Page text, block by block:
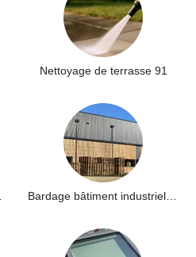
Nettoyage de terrasse 91